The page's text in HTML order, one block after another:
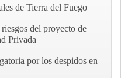
de Tierra del Fuego
del proyecto de
Privada
por los despidos en